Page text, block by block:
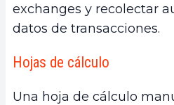
exchanges y recolectar
datos de transacciones.
Hojas de cálculo
Una hoja de cálculo